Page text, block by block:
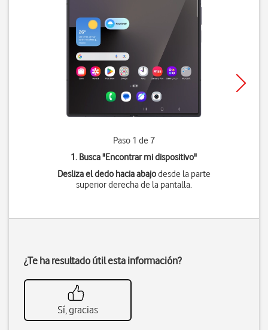
Paso 1 de 7
1. Busca "Encontrar mi dispositivo"
Desliza el dedo hacia abajodesde la parte
superior derecha de la pantalla.
¿Te ha resultado útil esta información?
Sí, gracias